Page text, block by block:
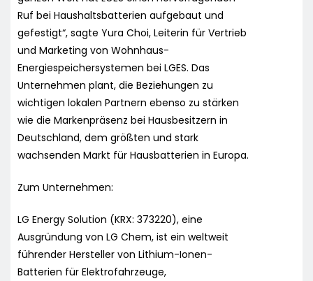
Ruf bei Haushaltsbatterien aufgebaut und
gefestigt“, sagte Yura Choi, Leiterin für Vertrieb
und Marketing von Wohnhaus-
Energiespeichersystemen bei LGES. Das
Unternehmen plant, die Beziehungen zu
wichtigen lokalen Partnern ebenso zu stärken
wie die Markenpräsenz bei Hausbesitzern in
Deutschland, dem größten und stark
wachsenden Markt für Hausbatterien in Europa.
Zum Unternehmen:
LG Energy Solution (KRX: 373220), eine
Ausgründung von LG Chem, ist ein weltweit
führender Hersteller von Lithium-Ionen-
Batterien für Elektrofahrzeuge,